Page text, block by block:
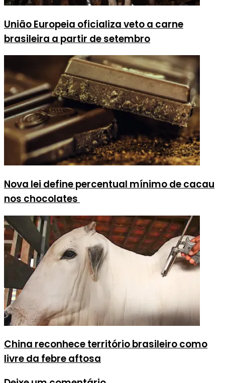
União Europeia oficializa veto a carne
brasileira a partir de setembro
Nova lei define percentual mínimo de cacau
nos chocolates
China reconhece território brasileiro como
livre da febre aftosa